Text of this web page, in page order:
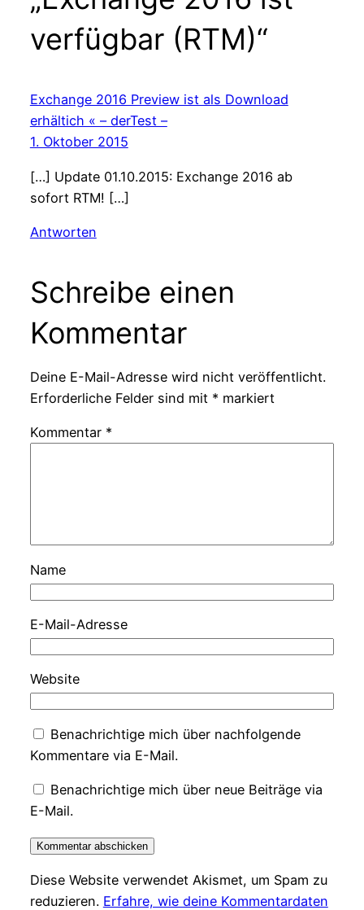
verfügbar (RTM)“
Exchange 2016 Preview ist als Download
erhältich « – derTest –
1. Oktober 2015
[…] Update 01.10.2015: Exchange 2016 ab
sofort RTM! […]
Antworten
Schreibe einen
Kommentar
Deine E-Mail-Adresse wird nicht veröffentlicht.
Erforderliche Felder sind mit * markiert
Kommentar *
Name
E-Mail-Adresse
Website
Benachrichtige mich über nachfolgende
Kommentare via E-Mail.
Benachrichtige mich über neue Beiträge via
E-Mail.
Diese Website verwendet Akismet, um Spam zu
reduzieren. Erfahre, wie deine Kommentardaten